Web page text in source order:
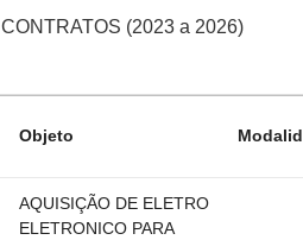
CONTRATOS (2023 a 2026)
Objeto
AQUISIÇÃO DE ELETRO
ELETRONICO PARA